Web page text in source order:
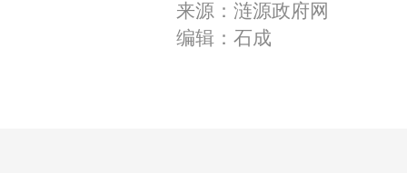
来源：涟源政府网
编辑：石成